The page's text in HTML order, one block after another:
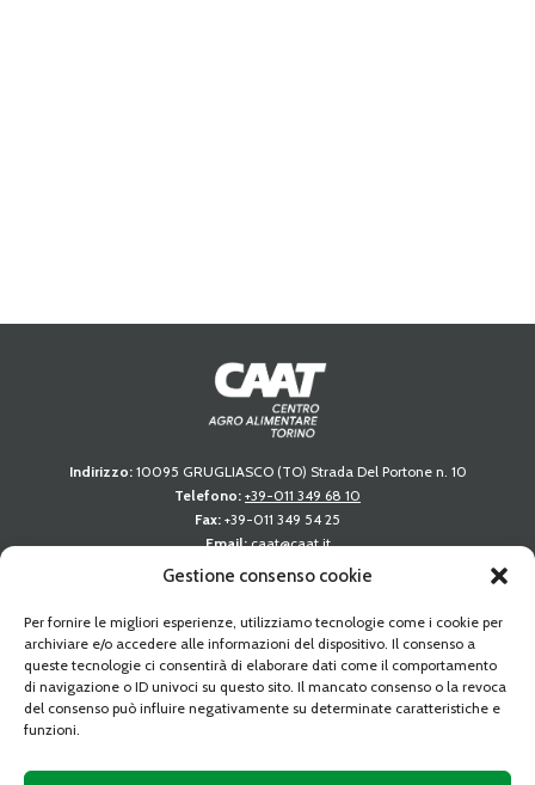
Gestione consenso cookie
Per fornire le migliori esperienze, utilizziamo tecnologie come i cookie per
archiviare e/o accedere alle informazioni del dispositivo. Il consenso a
queste tecnologie ci consentirà di elaborare dati come il comportamento
di navigazione o ID univoci su questo sito. Il mancato consenso o la revoca
del consenso può influire negativamente su determinate caratteristiche e
funzioni.
Indirizzo:10095 GRUGLIASCO (TO) Strada Del Portone n. 10
Telefono: +39-011 349 68 10
Fax: +39-011 349 54 25
Email: caat@caat.it
PEC:
amministrazione.caat@cert.dag.it
Capitale sociale:
Deliberato Sottoscritto e Versato € 34.350.763,89
C.C.I.A.A. REA 739122 TORINO
LINK RAPIDI
Altre procedure